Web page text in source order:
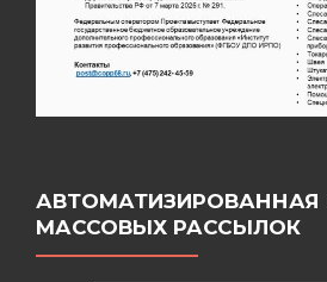
АВТОМАТИЗИРОВАННАЯ
МАССОВЫХ РАССЫЛОК